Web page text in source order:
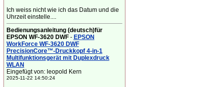
Ich weiss nicht wie ich das Datum und die
Uhrzeit einstelle....
Bedienungsanleitung (deutsch)für
EPSON WF-3620 DWF- EPSON
WorkForce WF-3620 DWF
PrecisionCore™-Druckkopf 4-in-1
Multifunktionsgerät mit Duplexdruck
WLAN
Eingefügt von: leopold Kern
2025-11-22 14:50:24